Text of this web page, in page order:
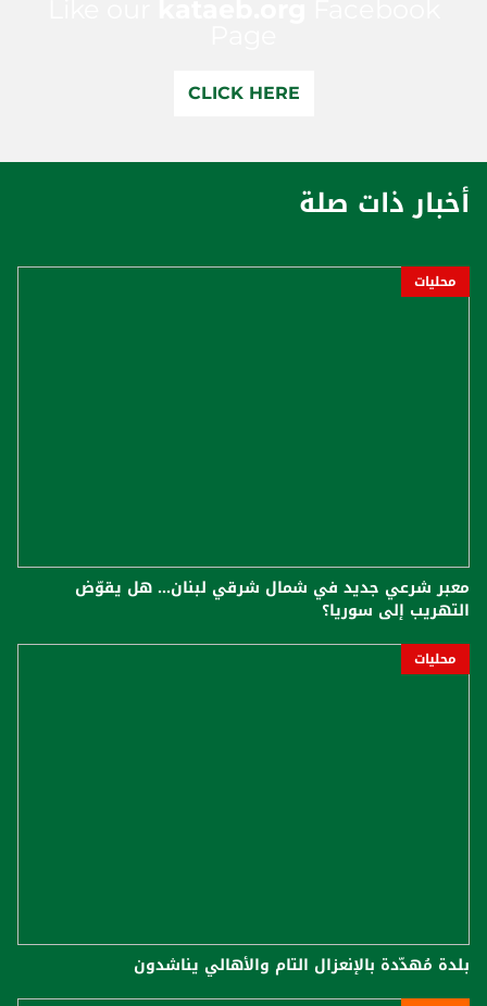
CLICK HERE
أخبار ذات صلة
محليات
معبر شرعي جديد في شمال شرقي لبنان... هل يقوّض
التهريب إلى سوريا؟
محليات
بلدة مُهدّدة بالإنعزال التام والأهالي يناشدون